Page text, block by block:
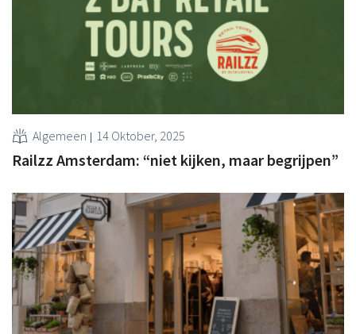
Algemeen 14 Oktober, 2025
Railzz Amsterdam: “niet kijken, maar begrijpen”